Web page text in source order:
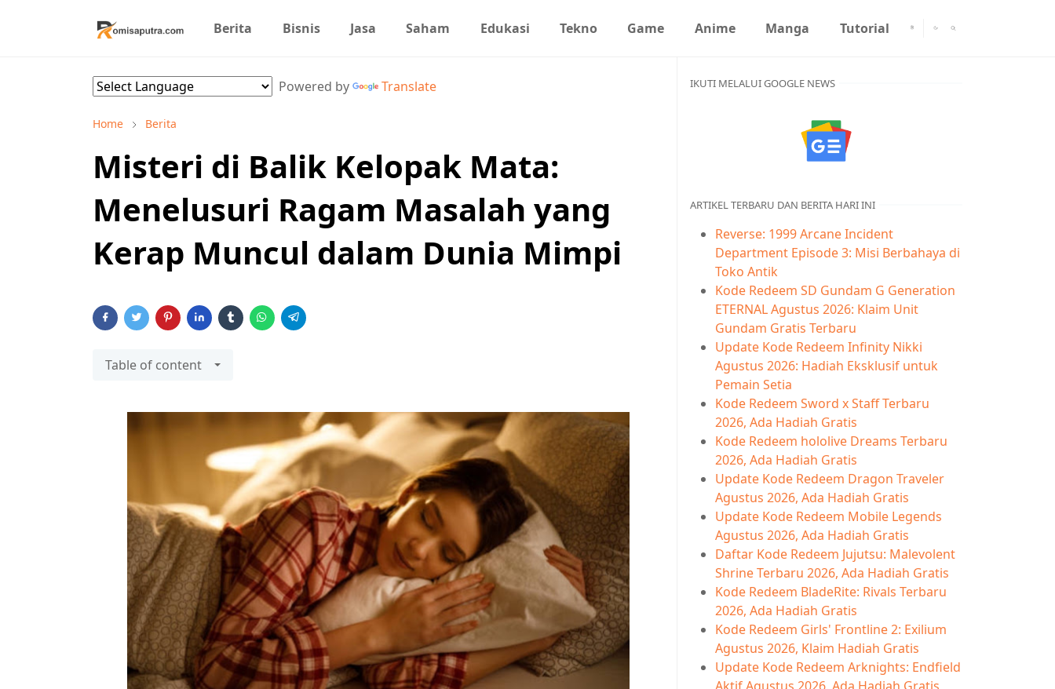
Berita Bisnis Jasa Saham Edukasi Tekno Game Anime Manga Tutorial
Powered by Translate
Home Berita
Misteri di Balik Kelopak Mata:
Menelusuri Ragam Masalah yang
Kerap Muncul dalam Dunia Mimpi
Table of content
IKUTI MELALUI GOOGLE NEWS
ARTIKEL TERBARU DAN BERITA HARI INI
Reverse: 1999 Arcane Incident
Department Episode 3: Misi Berbahaya di
Toko Antik
Kode Redeem SD Gundam G Generation
ETERNAL Agustus 2026: Klaim Unit
Gundam Gratis Terbaru
Update Kode Redeem Infinity Nikki
Agustus 2026: Hadiah Eksklusif untuk
Pemain Setia
Kode Redeem Sword x Staff Terbaru
2026, Ada Hadiah Gratis
Kode Redeem hololive Dreams Terbaru
2026, Ada Hadiah Gratis
Update Kode Redeem Dragon Traveler
Agustus 2026, Ada Hadiah Gratis
Update Kode Redeem Mobile Legends
Agustus 2026, Ada Hadiah Gratis
Daftar Kode Redeem Jujutsu: Malevolent
Shrine Terbaru 2026, Ada Hadiah Gratis
Kode Redeem BladeRite: Rivals Terbaru
2026, Ada Hadiah Gratis
Kode Redeem Girls' Frontline 2: Exilium
Agustus 2026, Klaim Hadiah Gratis
Update Kode Redeem Arknights: Endfield